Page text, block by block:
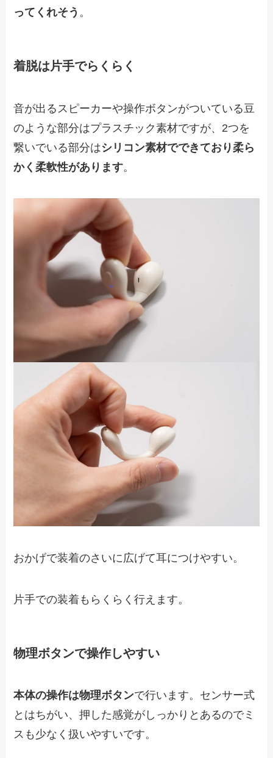
ってくれそう 。
着脱は片手でらくらく
音が出るスピーカーや操作ボタンがついている豆
のような部分はプラスチック素材ですが、2つを
繋いでいる部分はシリコン素材でできており柔ら
かく柔軟性があります。
おかげで装着のさいに広げて耳につけやすい。
片手での装着もらくらく行えます。
物理ボタンで操作しやすい
本体の操作は物理ボタンで行います。センサー式
とはちがい、押した感覚がしっかりとあるのでミ
スも少なく扱いやすいです。